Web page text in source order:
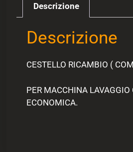
Descrizione
Descrizione
CESTELLO RICAMBIO (
PER MACCHINA LAVAGGIO
ECONOMICA.